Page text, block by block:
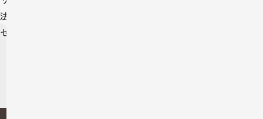
法または不適切とされる国または地域からの本サイトへのアク
セスはご遠慮ください。